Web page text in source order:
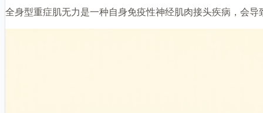
全身型重症肌无力是一种自身免疫性神经肌肉接头疾病，会